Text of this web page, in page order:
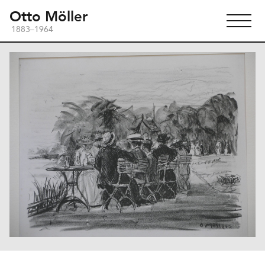
Otto Möller
1883–1964